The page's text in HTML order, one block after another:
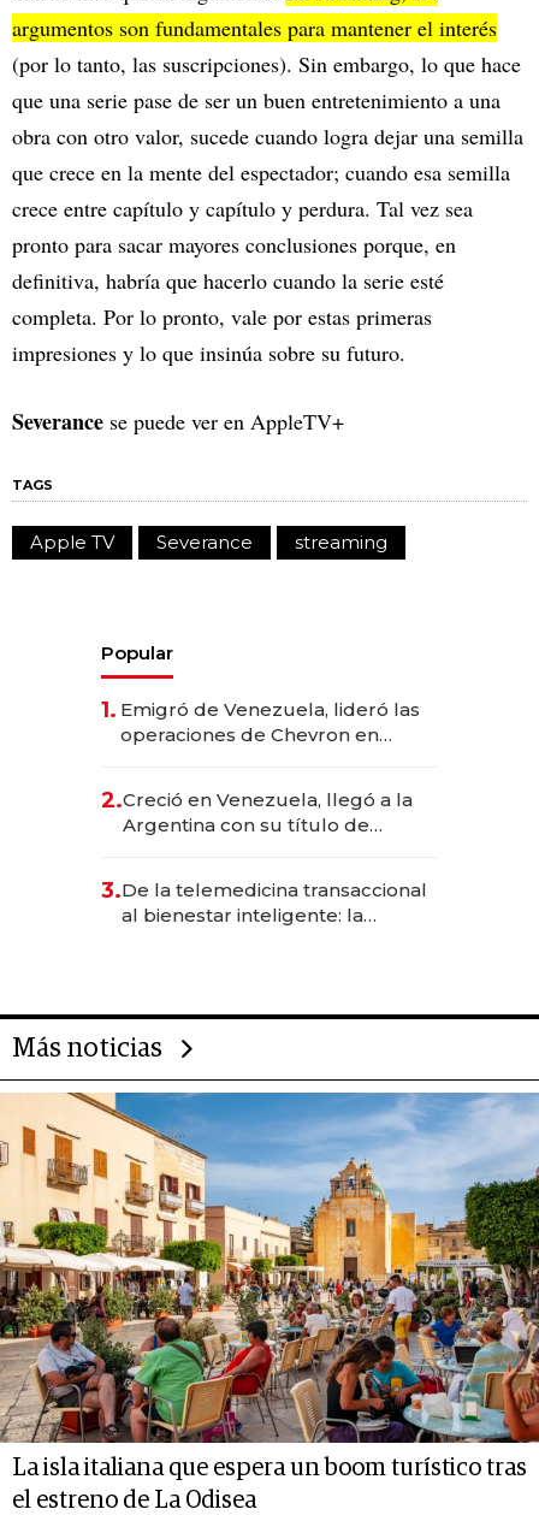
argumentos son fundamentales para mantener el interés
(por lo tanto, las suscripciones). Sin embargo, lo que hace
que una serie pase de ser un buen entretenimiento a una
obra con otro valor, sucede cuando logra dejar una semilla
que crece en la mente del espectador; cuando esa semilla
crece entre capítulo y capítulo y perdura. Tal vez sea
pronto para sacar mayores conclusiones porque, en
definitiva, habría que hacerlo cuando la serie esté
completa. Por lo pronto, vale por estas primeras
impresiones y lo que insinúa sobre su futuro.
Severance se puede ver en AppleTV+
TAGS
Apple TV Severance streaming
Popular
1. Emigró de Venezuela, lideró las
operaciones de Chevron en
2.Creció en Venezuela, llegó a la
Argentina con su título de
las marcas "fast premium"
3.De la telemedicina transaccional
al bienestar inteligente: la
Más noticias
La isla italiana que espera un boom turístico tras
el estreno de La Odisea